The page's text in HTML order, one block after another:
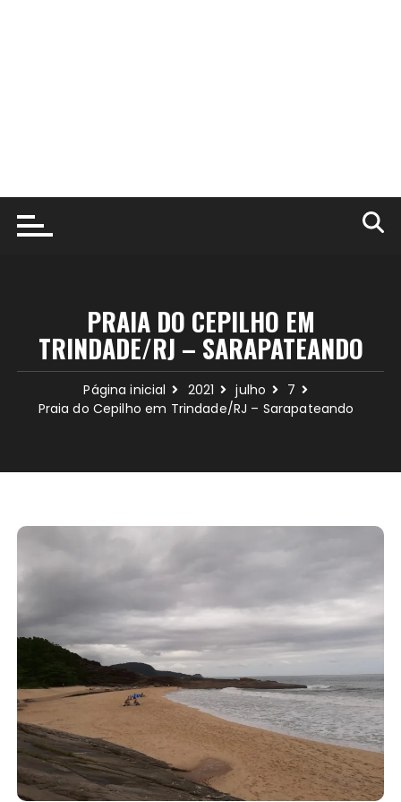
PRAIA DO CEPILHO EM
TRINDADE/RJ – SARAPATEANDO
Página inicial 2021 julho
7
Praia do Cepilho em Trindade/RJ – Sarapateando